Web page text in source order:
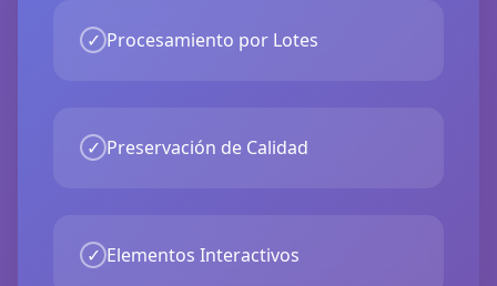
✓ Procesamiento por Lotes
✓ Preservación de Calidad
✓ Elementos Interactivos